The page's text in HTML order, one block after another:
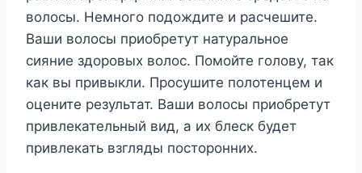
волосы. Немного подождите и расчешите.
Ваши волосы приобретут натуральное
сияние здоровых волос. Помойте голову, так
как вы привыкли. Просушите полотенцем и
оцените результат. Ваши волосы приобретут
привлекательный вид, а их блеск будет
привлекать взгляды посторонних.